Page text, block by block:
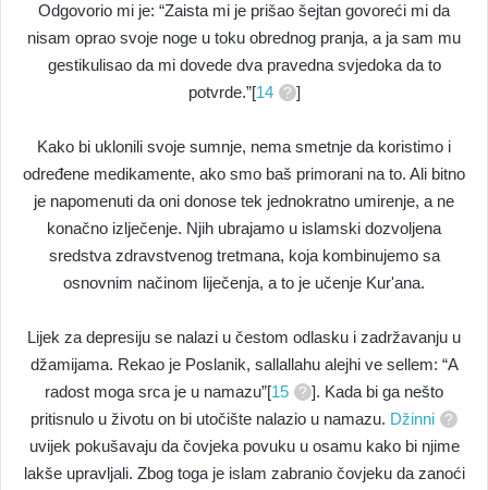
Odgovorio mi je: “Zaista mi je prišao šejtan govoreći mi da
nisam oprao svoje noge u toku obrednog pranja, a ja sam mu
gestikulisao da mi dovede dva pravedna svjedoka da to
potvrde.”[14 ]
Kako bi uklonili svoje sumnje, nema smetnje da koristimo i
određene medikamente, ako smo baš primorani na to. Ali bitno
je napomenuti da oni donose tek jednokratno umirenje, a ne
konačno izlječenje. Njih ubrajamo u islamski dozvoljena
sredstva zdravstvenog tretmana, koja kombinujemo sa
osnovnim načinom liječenja, a to je učenje Kur'ana.
Lijek za depresiju se nalazi u čestom odlasku i zadržavanju u
džamijama. Rekao je Poslanik, sallallahu alejhi ve sellem: “A
radost moga srca je u namazu”[15
]. Kada bi ga nešto
pritisnulo u životu on bi utočište nalazio u namazu. Džinni
uvijek pokušavaju da čovjeka povuku u osamu kako bi njime
lakše upravljali. Zbog toga je islam zabranio čovjeku da zanoći